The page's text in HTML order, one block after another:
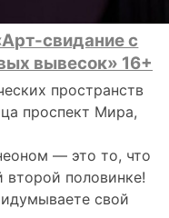
свидание с
вывесок» 16+
пространств
проспект Мира,
— это то, что
второй половинке!
свой